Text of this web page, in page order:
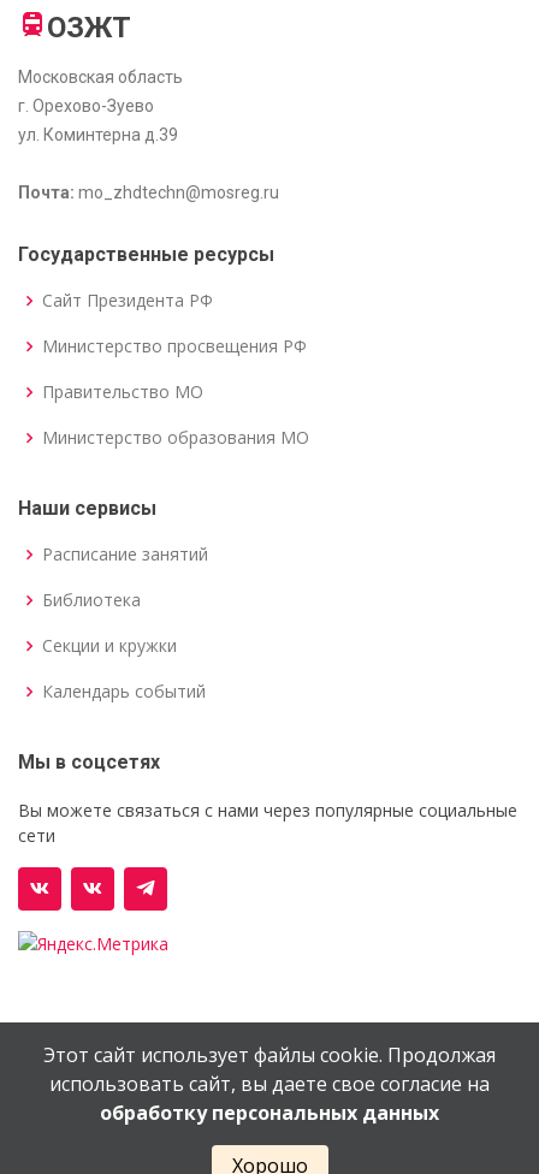
ОЗЖТ
Московская область
г. Орехово-Зуево
ул. Коминтерна д.39
Почта: mo_zhdtechn@mosreg.ru
Государственные ресурсы
Сайт Президента РФ
Министерство просвещения РФ
Правительство МО
Министерство образования МО
Наши сервисы
Расписание занятий
Библиотека
Секции и кружки
Календарь событий
Мы в соцсетях
Вы можете связаться с нами через популярные социальные
сети
© Орехово-Зуевский железнодорожный техникум им.
В.И.Бондаренко
Сайт создан вEV-DV.RU
Этот сайт использует файлы cookie. Продолжая
использовать сайт, вы даете свое согласие на
обработку персональных данных
Хорошо